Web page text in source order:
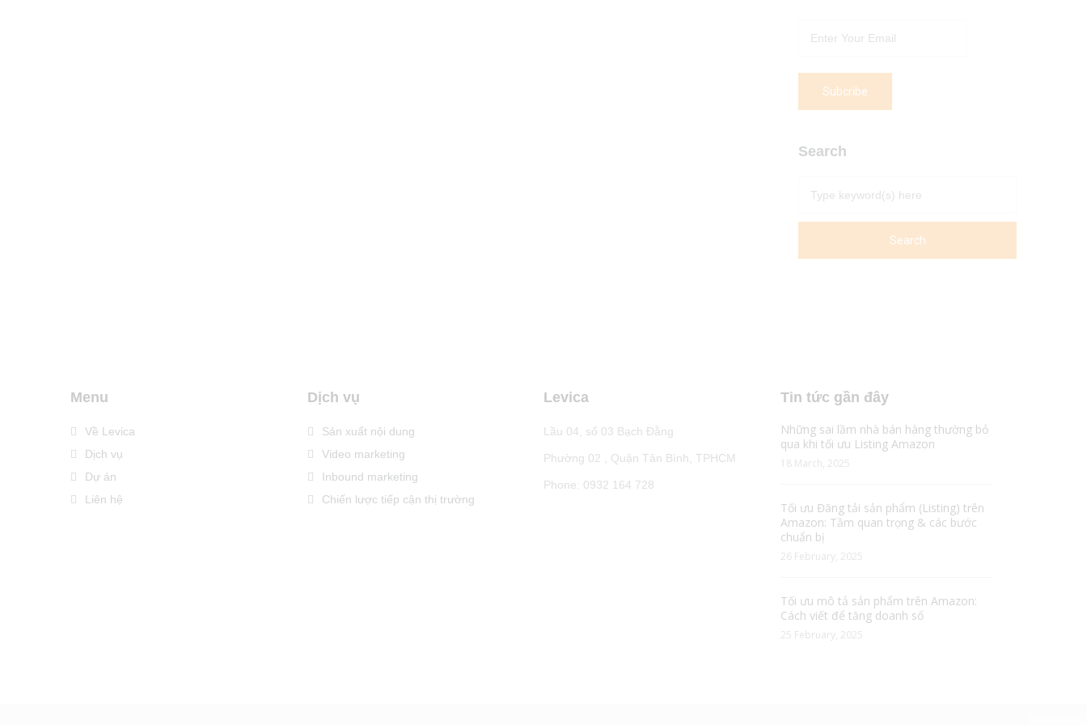
Search
Menu
Về Levica
Dịch vụ
Dự án
Liên hệ
Dịch vụ
Sản xuất nội dung
Video marketing
Inbound marketing
Chiến lược tiếp cận thị trường
Levica
Lầu 04, số 03 Bạch Đằng
Phường 02 , Quận Tân Bình, TPHCM
Phone: 0932 164 728
Tin tức gần đây
Những sai lầm nhà bán hàng thường bỏ
qua khi tối ưu Listing Amazon
18 March, 2025
Tối ưu Đăng tải sản phẩm (Listing) trên
Amazon: Tầm quan trọng & các bước
chuẩn bị
26 February, 2025
Tối ưu mô tả sản phẩm trên Amazon:
Cách viết để tăng doanh số
25 February, 2025